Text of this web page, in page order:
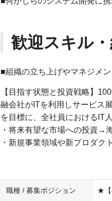
歓迎スキル
■組織の立ち上げやマネジメ
【目指す状態と投資戦略】
融会社がITを利用しサービス
を目標に、全社員におけるIT
・将来有望な市場への投資→
・新規事業領域や新プロダ
職種 / 募集ポジション ★【